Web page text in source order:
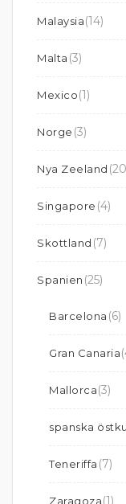
Malaysia(14)
Malta (3)
Mexico(1)
Norge (3)
Nya Zeeland
Singapore (4)
Skottland (7)
Spanien (25)
Barcelona (6)
Gran Canaria
Mallorca(3)
spanska
Teneriffa (7)
Zaragoza(1)